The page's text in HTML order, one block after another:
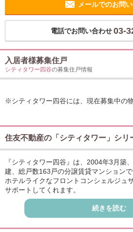
メールでのお問
電話でお問い合わせ 03-
入居者様募集住戸
シティタワー四谷の募集住戸情報
※シティタワー四谷には、現在募集中の
住友不動産の「シティタワー」シリ
『シティタワー四谷』は、2004年3月築
建、総戸数163戸の分譲賃貸マンションで
ホテルライクなフロントコンシェルジュ
サポートしてくれます。
パーティールームやゲストルームなどビ
の充実した共用施設も魅力。
オートロックや防犯カメラ、24時間有人
ており安心です。
続きを読む